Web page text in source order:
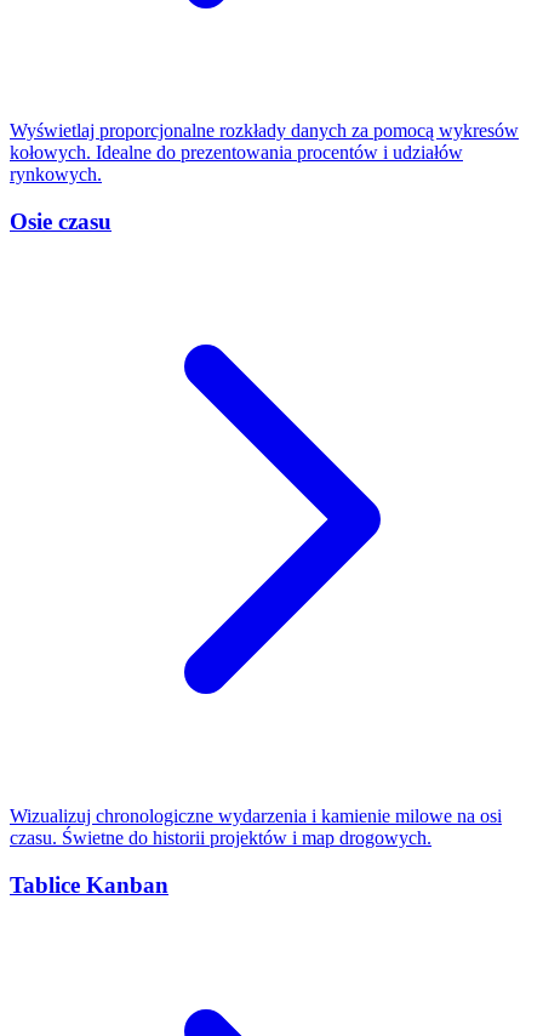
Wyświetlaj proporcjonalne rozkłady danych za pomocą wykresów
kołowych. Idealne do prezentowania procentów i udziałów
rynkowych.
Osie czasu
Wizualizuj chronologiczne wydarzenia i kamienie milowe na osi
czasu. Świetne do historii projektów i map drogowych.
Tablice Kanban